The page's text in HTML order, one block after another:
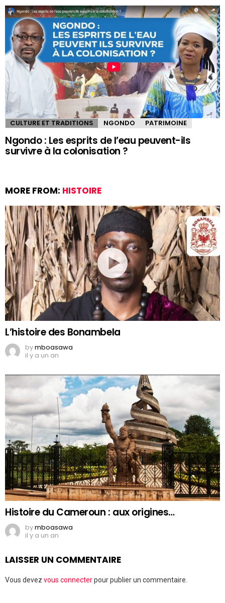
CULTURE ET TRADITIONS NGONDO PATRIMOINE
Ngondo : Les esprits de l’eau peuvent-ils
survivre à la colonisation ?
MORE FROM: HISTOIRE
L’histoire des Bonambela
bymboasawa
il y a un an
Histoire du Cameroun : aux origines…
bymboasawa
il y a un an
LAISSER UN COMMENTAIRE
Vous devez vous connecterpour publier un commentaire.